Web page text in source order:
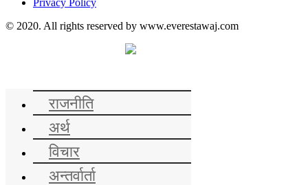
© 2020. All rights reserved by www.everestawaj.com
राजनीति
अर्थ
विचार
अन्तर्वार्ता